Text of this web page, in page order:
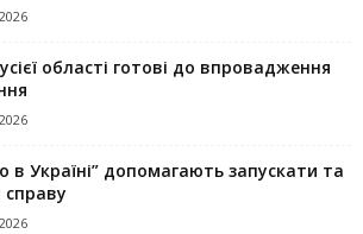
області готові до впровадження
в Україні” допомагають запускaти та